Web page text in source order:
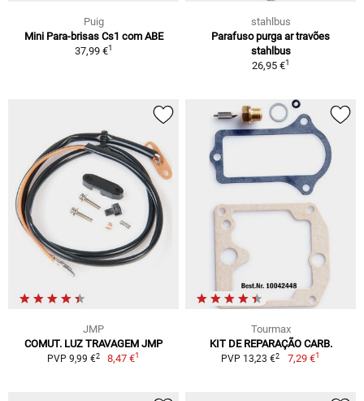
Puig
Mini Para-brisas Cs1 com ABE
37,99 €1
stahlbus
Parafuso purga ar travões
stahlbus
26,95 €1
JMP
COMUT. LUZ TRAVAGEM JMP
PVP 9,99 €2 8,47 €1
Tourmax
KIT DE REPARAÇÃO CARB.
PVP 13,23 €2 7,29 €1